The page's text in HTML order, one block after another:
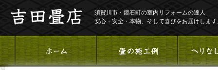
須賀川市・鏡石町の室内リフォームの達人
安心・安全・本物、そして喜びをお届けしま